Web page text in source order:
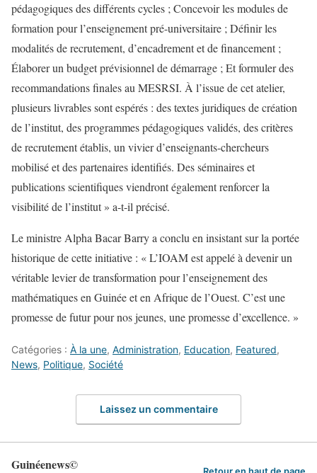
pédagogiques des différents cycles ; Concevoir les modules de
formation pour l’enseignement pré-universitaire ; Définir les
modalités de recrutement, d’encadrement et de financement ;
Élaborer un budget prévisionnel de démarrage ; Et formuler des
recommandations finales au MESRSI. À l’issue de cet atelier,
plusieurs livrables sont espérés : des textes juridiques de création
de l’institut, des programmes pédagogiques validés, des critères
de recrutement établis, un vivier d’enseignants-chercheurs
mobilisé et des partenaires identifiés. Des séminaires et
publications scientifiques viendront également renforcer la
visibilité de l’institut » a-t-il précisé.
Le ministre Alpha Bacar Barry a conclu en insistant sur la portée
historique de cette initiative : « L’IOAM est appelé à devenir un
véritable levier de transformation pour l’enseignement des
mathématiques en Guinée et en Afrique de l’Ouest. C’est une
promesse de futur pour nos jeunes, une promesse d’excellence. »
Catégories : À la une, Administration, Education, Featured,
News, Politique, Société
Laissez un commentaire
Guinéenews©